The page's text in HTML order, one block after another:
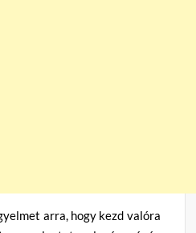
arra, hogy kezd valóra